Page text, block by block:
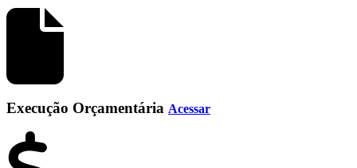
Execução Orçamentária Acessar